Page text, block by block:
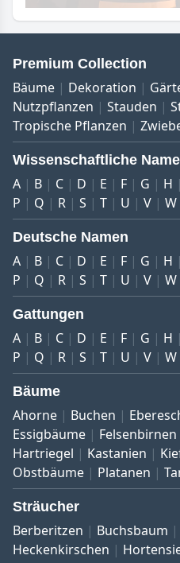
Premium Collection
Bäume Dekoration
Nutzpflanzen
Stauden
Tropische Pflanzen
Wissenschaftliche
A B C D E F G H
P
Q R S T U V W
Deutsche Namen
A B C D E F G H
P
Q R S T U V W
Gattungen
A B C D E F G H
P
Q R S T U V W
Bäume
Ahorne Buchen
Essigbäume
Felsenbirnen
Hartriegel
Kastanien
Obstbäume
Platanen
Sträucher
Berberitzen Buchsbaum
Heckenkirschen